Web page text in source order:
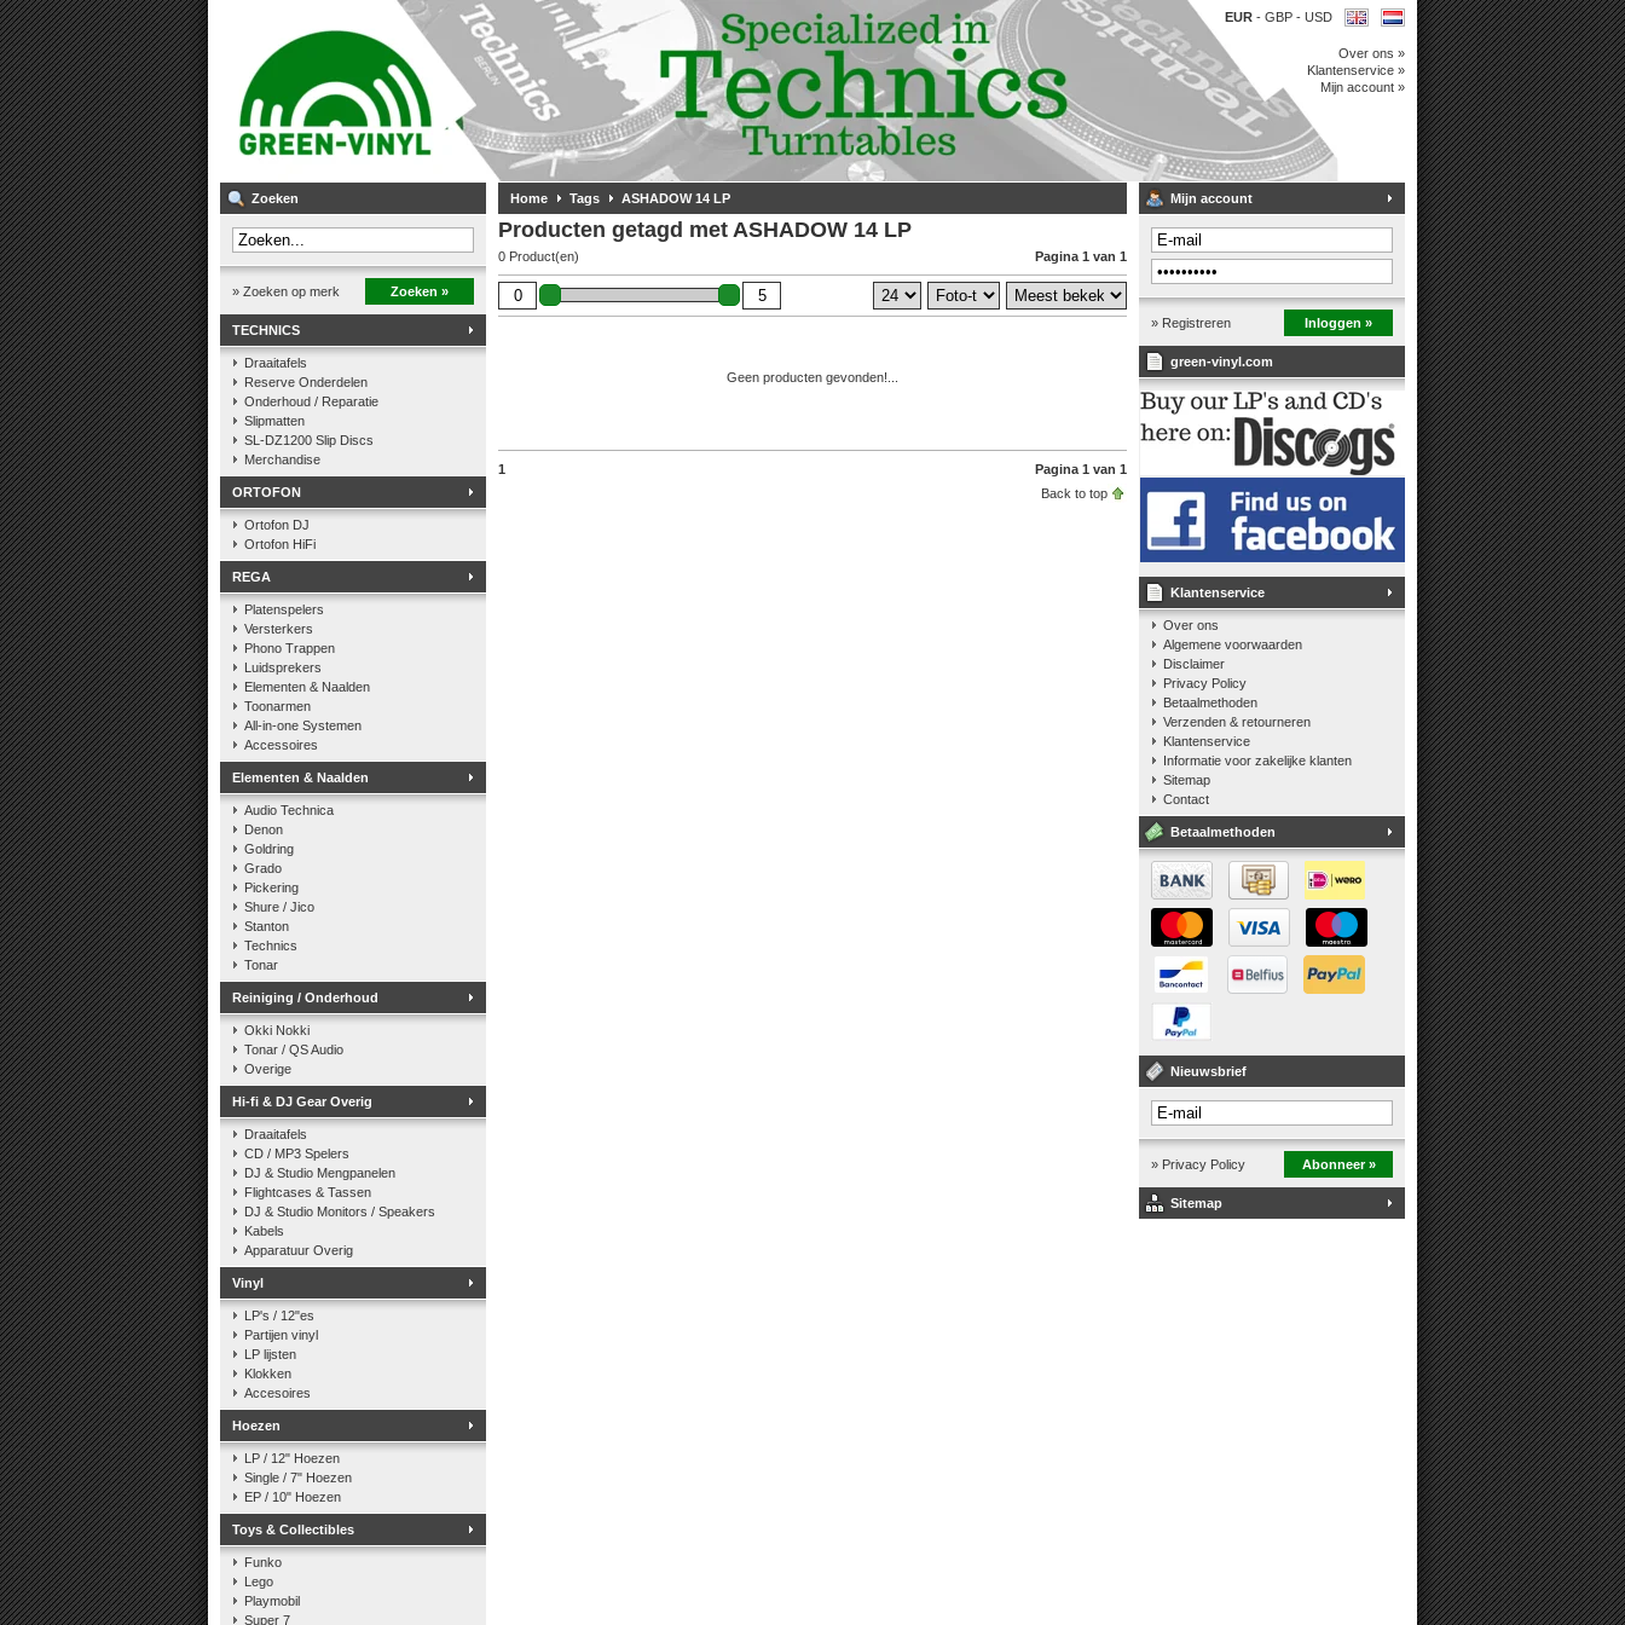
EUR - GBP - USD
Over ons »
Klantenservice »
Mijn account »
Zoeken
» Zoeken op merk Zoeken »
TECHNICS
Draaitafels
Reserve Onderdelen
Onderhoud / Reparatie
Slipmatten
SL-DZ1200 Slip Discs
Merchandise
ORTOFON
Ortofon DJ
Ortofon HiFi
REGA
Platenspelers
Versterkers
Phono Trappen
Luidsprekers
Elementen & Naalden
Toonarmen
All-in-one Systemen
Accessoires
Elementen & Naalden
Audio Technica
Denon
Goldring
Grado
Pickering
Shure / Jico
Stanton
Technics
Tonar
Reiniging / Onderhoud
Okki Nokki
Tonar / QS Audio
Overige
Hi-fi & DJ Gear Overig
Draaitafels
CD / MP3 Spelers
DJ & Studio Mengpanelen
Flightcases & Tassen
DJ & Studio Monitors / Speakers
Kabels
Apparatuur Overig
Vinyl
LP's / 12"es
Partijen vinyl
LP lijsten
Klokken
Accesoires
Hoezen
LP / 12" Hoezen
Single / 7" Hoezen
EP / 10" Hoezen
Toys & Collectibles
Funko
Lego
Playmobil
Super 7
Home Tags ASHADOW 14 LP
Producten getagd met ASHADOW 14 LP
0 Product(en) Pagina 1 van 1
Geen producten gevonden!...
1
Pagina 1 van 1
Back to top
Mijn account
» Registreren Inloggen »
green-vinyl.com
Klantenservice
Over ons
Algemene voorwaarden
Disclaimer
Privacy Policy
Betaalmethoden
Verzenden & retourneren
Klantenservice
Informatie voor zakelijke klanten
Sitemap
Contact
Betaalmethoden
Nieuwsbrief
» Privacy Policy Abonneer »
Sitemap